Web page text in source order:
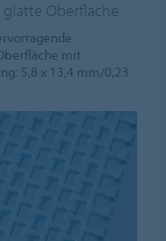
glatte Oberfläche
mit
5,8 x 13,4 mm/0,23